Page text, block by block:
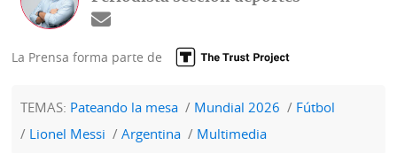
La Prensa forma parte de
TEMAS: Pateando la mesa Mundial 2026
Fútbol
Lionel Messi
Argentina Multimedia